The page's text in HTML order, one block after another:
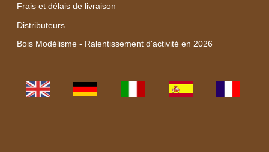
Frais et délais de livraison
Distributeurs
Bois Modélisme - Ralentissement d'activité en 2026